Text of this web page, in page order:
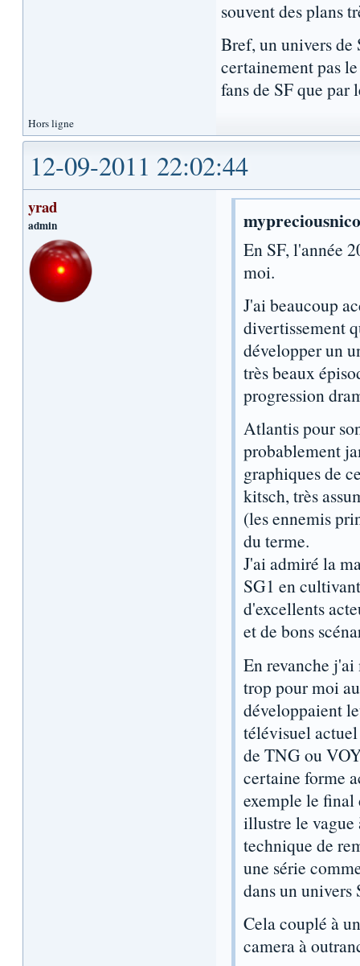
souvent des plans
Bref, un univers de
certainement pas
fans de SF que par
Hors ligne
12-09-2011 22:02:44
yrad
admin
En SF, l'année
moi.
J'ai beaucoup
divertissement
développer un
très beaux
progression
Atlantis pour
probablement
graphiques de
kitsch, très
(les ennemis
du terme.
J'ai admiré la
SG1 en
d'excellents
et de bons
En revanche
trop pour moi
développaient
télévisuel
de TNG ou
certaine forme
exemple le final
illustre le vague
technique de
une série
dans un univers
Cela couplé à
camera à